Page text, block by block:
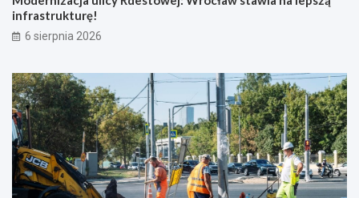
infrastrukturę!
6 sierpnia 2026